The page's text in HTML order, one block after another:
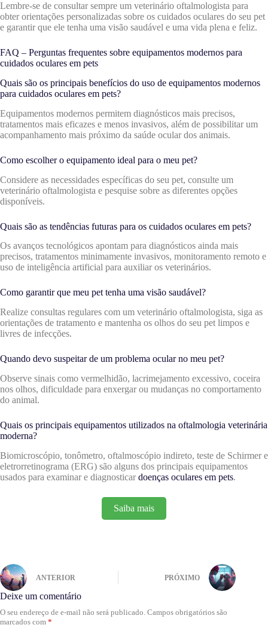
Lembre-se de consultar sempre um veterinário oftalmologista para
obter orientações personalizadas sobre os cuidados oculares do seu pet
e garantir que ele tenha uma visão saudável e uma vida plena e feliz.
FAQ – Perguntas frequentes sobre equipamentos modernos para
cuidados oculares em pets
Quais são os principais benefícios do uso de equipamentos modernos
para cuidados oculares em pets?
Equipamentos modernos permitem diagnósticos mais precisos,
tratamentos mais eficazes e menos invasivos, além de possibilitar um
acompanhamento mais próximo da saúde ocular dos animais.
Como escolher o equipamento ideal para o meu pet?
Considere as necessidades específicas do seu pet, consulte um
veterinário oftalmologista e pesquise sobre as diferentes opções
disponíveis.
Quais são as tendências futuras para os cuidados oculares em pets?
Os avanços tecnológicos apontam para diagnósticos ainda mais
precisos, tratamentos minimamente invasivos, monitoramento remoto e
uso de inteligência artificial para auxiliar os veterinários.
Como garantir que meu pet tenha uma visão saudável?
Realize consultas regulares com um veterinário oftalmologista, siga as
orientações de tratamento e mantenha os olhos do seu pet limpos e
livres de infecções.
Quando devo suspeitar de um problema ocular no meu pet?
Observe sinais como vermelhidão, lacrimejamento excessivo, coceira
nos olhos, dificuldade para enxergar ou mudanças no comportamento
do animal.
Quais os principais equipamentos utilizados na oftalmologia veterinária
moderna?
Biomicroscópio, tonômetro, oftalmoscópio indireto, teste de Schirmer e
eletrorretinograma (ERG) são alguns dos principais equipamentos
usados para examinar e diagnosticardoenças oculares em pets.
Saiba mais
ANTERIOR PRÓXIMO
Deixe um comentário
O seu endereço de e-mail não será publicado. Campos obrigatórios são
marcados com *